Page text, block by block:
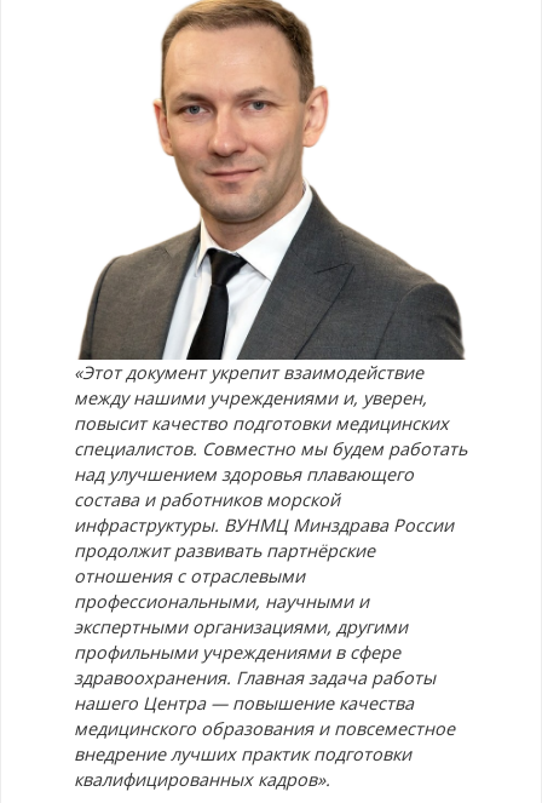
«Этот документ укрепит взаимодействие
между нашими учреждениями и, уверен,
повысит качество подготовки медицинских
специалистов. Совместно мы будем работать
над улучшением здоровья плавающего
состава и работников морской
инфраструктуры. ВУНМЦ Минздрава России
продолжит развивать партнёрские
отношения с отраслевыми
профессиональными, научными и
экспертными организациями, другими
профильными учреждениями в сфере
здравоохранения. Главная задача работы
нашего Центра — повышение качества
медицинского образования и повсеместное
внедрение лучших практик подготовки
квалифицированных кадров».